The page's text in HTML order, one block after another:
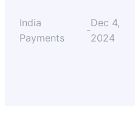
India
Payments
-
Dec 4,
2024